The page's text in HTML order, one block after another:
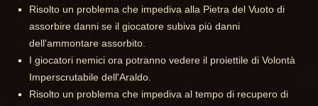
Risolto un problema che impediva alla Pietra del Vuoto di
assorbire danni se il giocatore subiva più danni
dell'ammontare assorbito.
I giocatori nemici ora potranno vedere il proiettile di Volontà
Imperscrutabile dell'Araldo.
Risolto un problema che impediva al tempo di recupero di